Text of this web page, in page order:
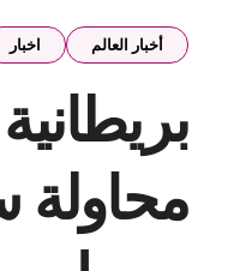
أخبار العالم اخبار
محاولة